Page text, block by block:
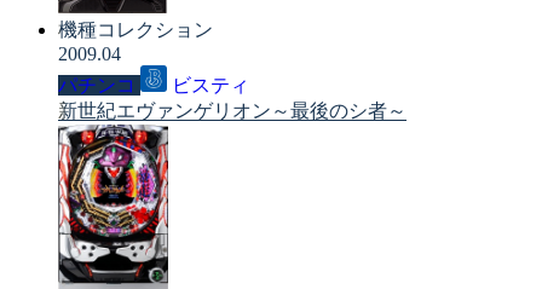
機種コレクション
2009.04
パチンコ
ビスティ
新世紀エヴァンゲリオン～最後のシ者～